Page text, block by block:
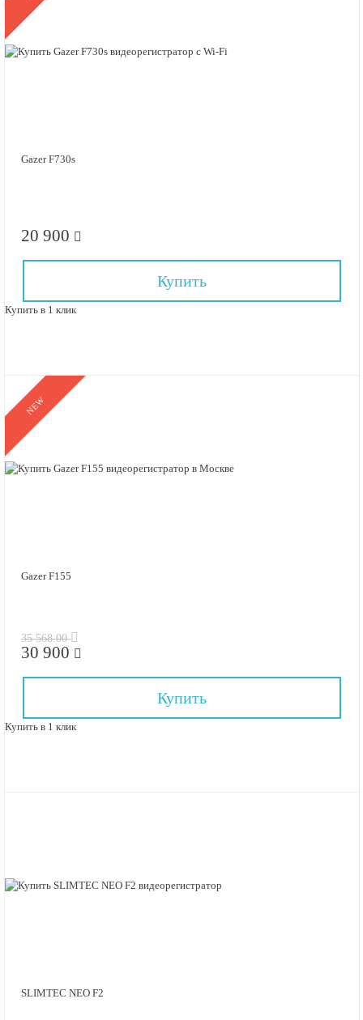
Gazer F730s
20 900
Купить
Купить в 1 клик
NEW
Gazer F155
35 568.00
30 900
Купить
Купить в 1 клик
SLIMTEC NEO F2